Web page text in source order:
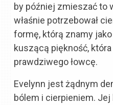
by później zmieszać to
właśnie potrzebował
formę, którą znamy
kuszącą piękność,
prawdziwego łowcę.
Evelynn jest żądnym
bólem i cierpieniem.